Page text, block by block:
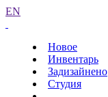
EN
Новое
Инвентарь
Задизайнено
Студия